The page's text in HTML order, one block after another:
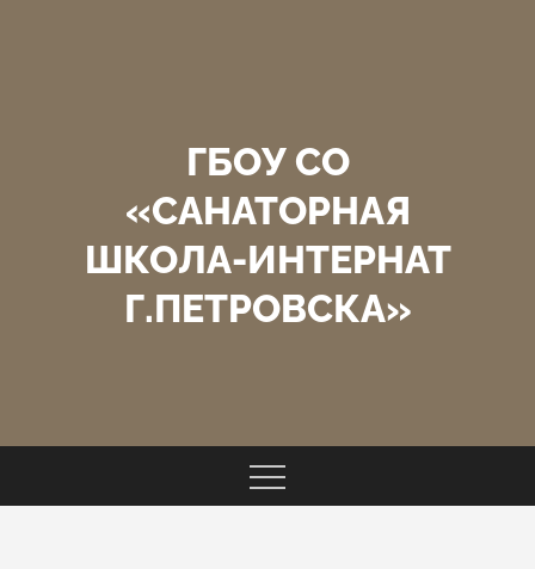
ГБОУ СО
«САНАТОРНАЯ
ШКОЛА-ИНТЕРНАТ
Г.ПЕТРОВСКА»